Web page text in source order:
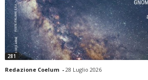
281
Redazione Coelum - 28 Luglio 2026